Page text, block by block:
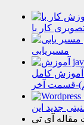
مسیریابی
آموزش کامل javascript به زبان فارسی – قسمت دو(فصل
قسمت آخر
آی تی